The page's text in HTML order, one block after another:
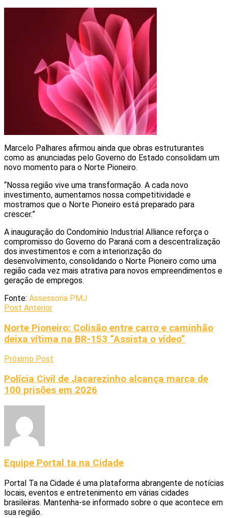
Marcelo Palhares afirmou ainda que obras estruturantes
como as anunciadas pelo Governo do Estado consolidam um
novo momento para o Norte Pioneiro.
“Nossa região vive uma transformação. A cada novo
investimento, aumentamos nossa competitividade e
mostramos que o Norte Pioneiro está preparado para
crescer.”
A inauguração do Condomínio Industrial Alliance reforça o
compromisso do Governo do Paraná com a descentralização
dos investimentos e com a interiorização do
desenvolvimento, consolidando o Norte Pioneiro como uma
região cada vez mais atrativa para novos empreendimentos e
geração de empregos.
Fonte: Assessoria PMJ
Post Anterior
Norte Pioneiro: Colisão entre carro e caminhão
deixa vítima na BR-153 “Assista o vídeo”
Próximo Post
Polícia Civil de Jacarezinho alcança marca de
100 prisões em 2026
Equipe Portal ta na Cidade
Portal Ta na Cidade é uma plataforma abrangente de notícias
locais, eventos e entretenimento em várias cidades
brasileiras. Mantenha-se informado sobre o que acontece em
sua região.